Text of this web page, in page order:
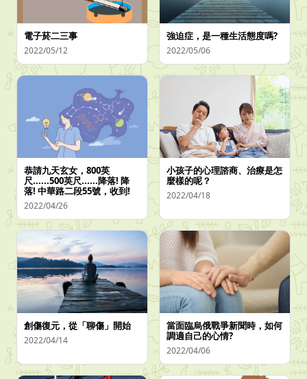
電子菸二三事
2022/05/12
強迫症，是一種生活態度嗎?
2022/05/06
恭請九天玄女，800英
尺......500英尺......降落! 降
落! 中華路二段55號，收到!
2022/04/26
小孩子的心理諮商、治療是怎
麼樣的呢？
2022/04/18
創傷復元，從「聊傷」開始
2022/04/14
當面臨烏俄戰爭新聞時，如何
調適自己的心情?
2022/04/06